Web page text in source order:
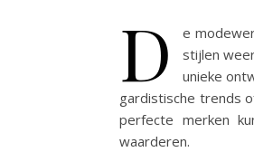
D
e
stijlen
unieke
gardistische trends
perfecte merken
waarderen.